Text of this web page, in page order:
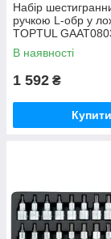
Набір
ручкою L-обр у
TOPTUL
В наявності
1 592 ₴
Купити